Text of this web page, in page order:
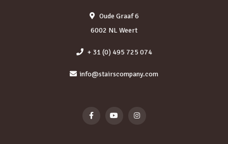
Oude Graaf 6
6002 NL Weert
+ 31 (0) 495 725 074
info@stairscompany.com